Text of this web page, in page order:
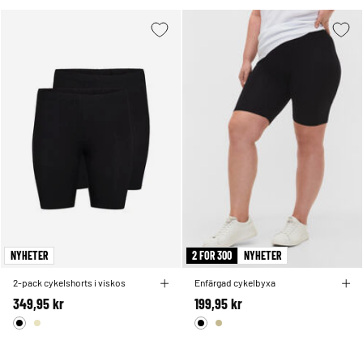
NYHETER
2-pack cykelshorts i viskos
349,95 kr
2 FOR 300 NYHETER
Enfärgad cykelbyxa
199,95 kr